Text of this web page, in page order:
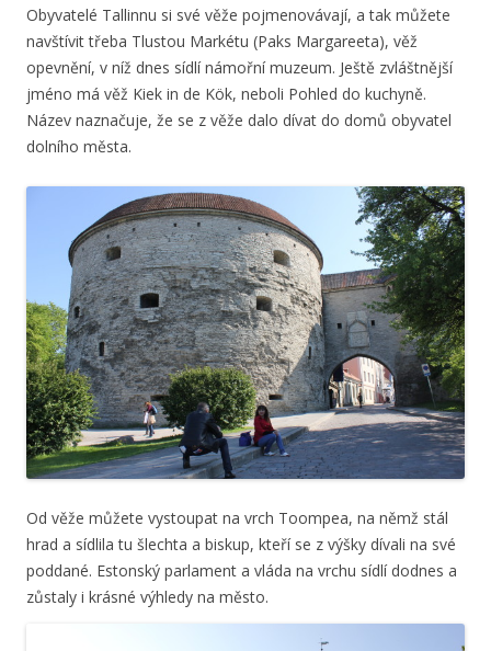
Obyvatelé Tallinnu si své věže pojmenovávají, a tak můžete
navštívit třeba Tlustou Markétu (Paks Margareeta), věž
opevnění, v níž dnes sídlí námořní muzeum. Ještě zvláštnější
jméno má věž Kiek in de Kök, neboli Pohled do kuchyně.
Název naznačuje, že se z věže dalo dívat do domů obyvatel
dolního města.
Od věže můžete vystoupat na vrch Toompea, na němž stál
hrad a sídlila tu šlechta a biskup, kteří se z výšky dívali na své
poddané. Estonský parlament a vláda na vrchu sídlí dodnes a
zůstaly i krásné výhledy na město.